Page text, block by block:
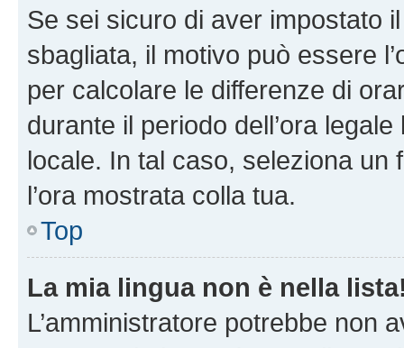
Se sei sicuro di aver impostato
sbagliata, il motivo può essere
per calcolare le differenze di
durante il periodo dell’ora
locale. In tal caso, seleziona
l’ora mostrata colla tua.
Top
La mia lingua non è nella
L’amministratore potrebbe non